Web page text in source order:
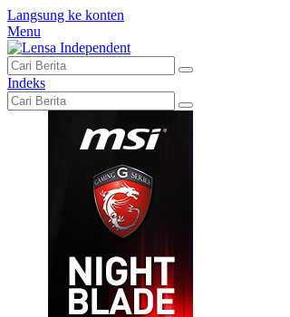
Langsung ke konten
Menu
Indeks